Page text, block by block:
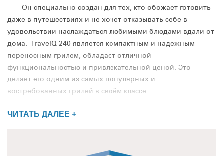
Он специально создан для тех, кто обожает готовить
даже в путешествиях и не хочет отказывать себе в
удовольствии наслаждаться любимыми блюдами вдали от
дома. TravelQ 240 является компактным и надёжным
переносным грилем, обладает отличной
функциональностью и привлекательной ценой. Это
делает его одним из самых популярных и
востребованных грилей в своём классе.
Высота гриля TravelQ 240 с закрытой крышкой
Крышка и очаг гриля выполнены из стали, покрытой
ЧИТАТЬ ДАЛЕЕ +